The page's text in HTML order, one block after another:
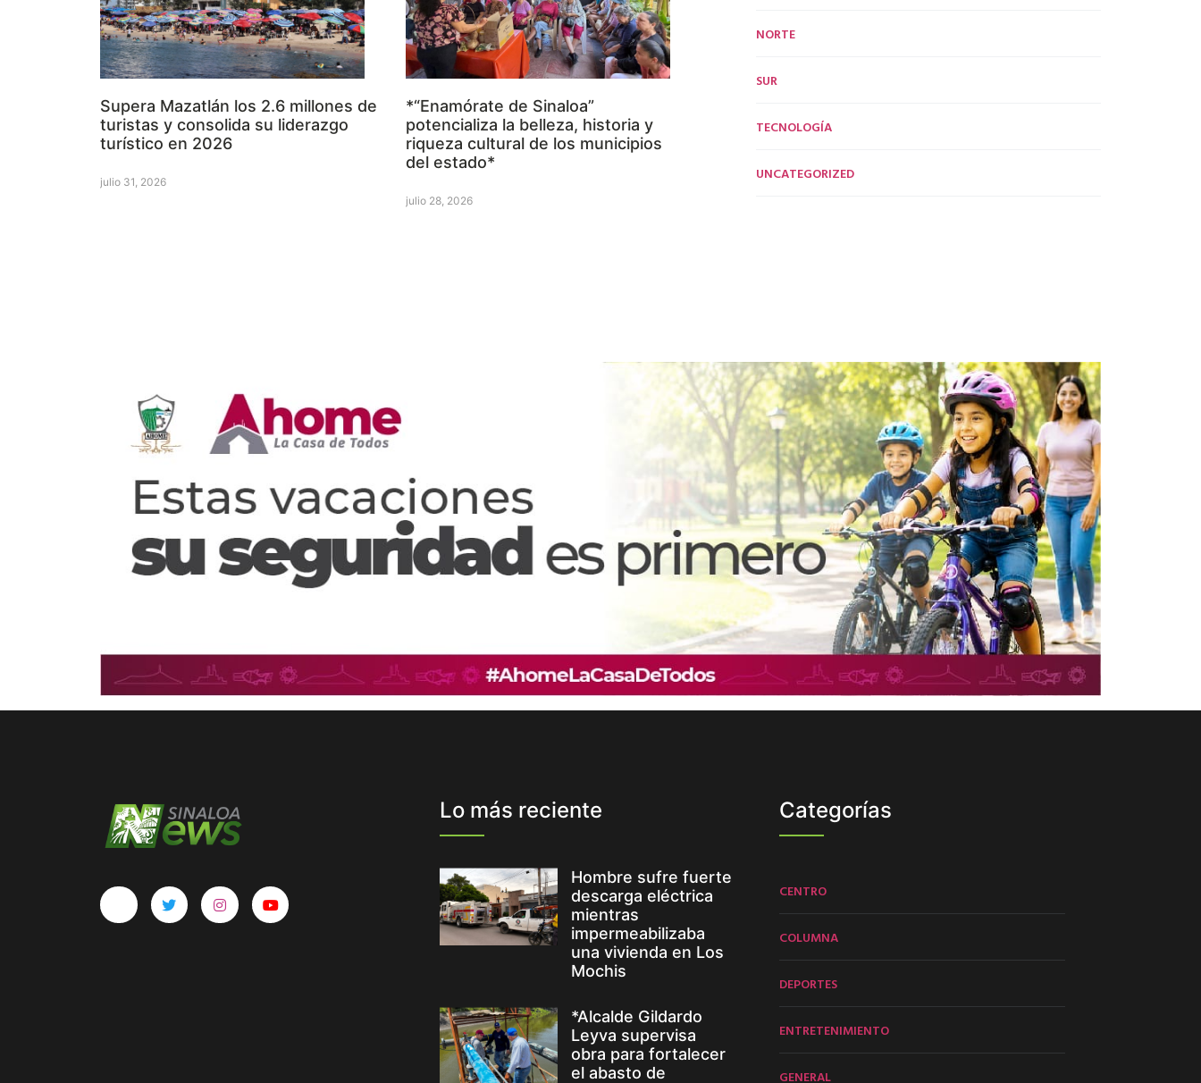
Supera Mazatlán los 2.6 millones de
turistas y consolida su liderazgo
turístico en 2026
julio 31, 2026
*“Enamórate de Sinaloa”
potencializa la belleza, historia y
riqueza cultural de los municipios
del estado*
julio 28, 2026
NORTE
SUR
TECNOLOGÍA
UNCATEGORIZED
Lo más reciente
Hombre sufre fuerte
descarga eléctrica
mientras
impermeabilizaba
una vivienda en Los
Mochis
*Alcalde Gildardo
Leyva supervisa
obra para fortalecer
el abasto de
Categorías
CENTRO
COLUMNA
DEPORTES
ENTRETENIMIENTO
GENERAL